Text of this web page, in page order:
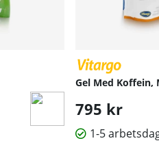
Gel Med Koffein,
795 kr
1-5